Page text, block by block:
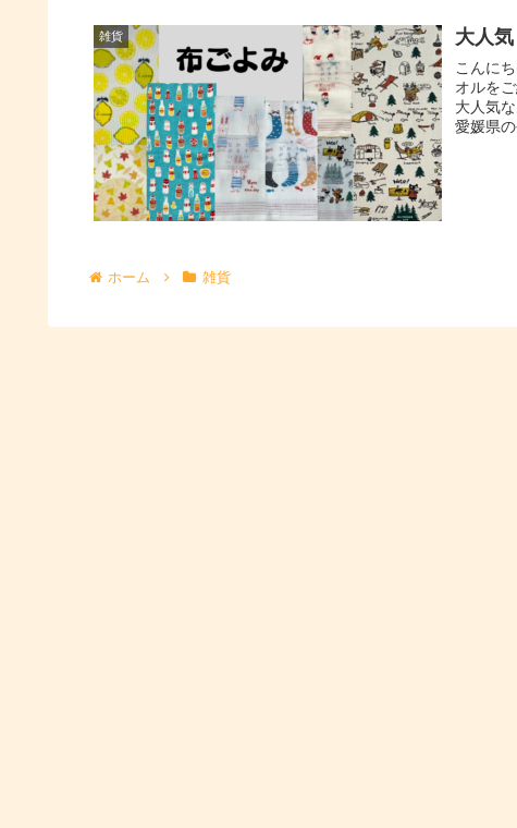
雑貨 大人
こんに
オルを
大人気
愛媛県
ホーム 雑貨